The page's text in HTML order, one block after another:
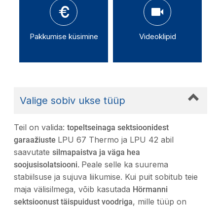
Pakkumise küsimine Videoklipid
Valige sobiv ukse tüüp
Teil on valida: topeltseinaga sektsioonidest
garaažiuste LPU 67 Thermo ja LPU 42 abil
saavutate silmapaistva ja väga hea
soojusisolatsiooni. Peale selle ka suurema
stabiilsuse ja sujuva liikumise. Kui puit sobitub teie
maja välisilmega, võib kasutada Hörmanni
sektsioonust täispuidust voodriga, mille tüüp on